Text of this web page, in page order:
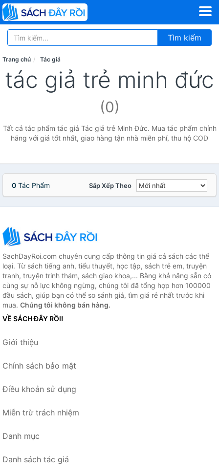
Tìm kiếm
Trang chủ Tác giả
tác giả trẻ minh đức
(0)
Tất cả tác phẩm tác giả Tác giả trẻ Minh Đức. Mua tác phẩm chính
hãng với giá tốt nhất, giao hàng tận nhà miễn phí, thu hộ COD
0 Tác Phẩm Sắp Xếp Theo
SachDayRoi.com chuyên cung cấp thông tin giá cả sách các thể
loại. Từ sách tiếng anh, tiểu thuyết, học tập, sách trẻ em, truyện
tranh, truyện trinh thám, sách giao khoa,... Bằng khả năng sẵn có
cùng sự nỗ lực không ngừng, chúng tôi đã tổng hợp hơn 100000
đầu sách, giúp bạn có thể so sánh giá, tìm giá rẻ nhất trước khi
mua. Chúng tôi không bán hàng.
VỀ SÁCH ĐÂY RỒI!
Giới thiệu
Chính sách bảo mật
Điều khoản sử dụng
Miễn trừ trách nhiệm
Danh mục
Danh sách tác giả